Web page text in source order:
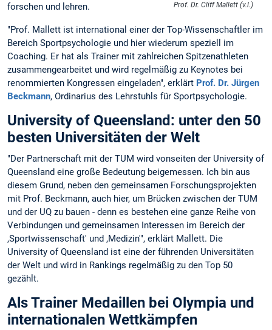
Prof. Dr. Cliff Mallett (v.l.)
forschen und lehren.
"Prof. Mallett ist international einer der Top-Wissenschaftler im
Bereich Sportpsychologie und hier wiederum speziell im
Coaching. Er hat als Trainer mit zahlreichen Spitzenathleten
zusammengearbeitet und wird regelmäßig zu Keynotes bei
renommierten Kongressen eingeladen", erklärt Prof. Dr. Jürgen
Beckmann, Ordinarius des Lehrstuhls für Sportpsychologie.
University of Queensland: unter den 50
besten Universitäten der Welt
"Der Partnerschaft mit der TUM wird vonseiten der University of
Queensland eine große Bedeutung beigemessen. Ich bin aus
diesem Grund, neben den gemeinsamen Forschungsprojekten
mit Prof. Beckmann, auch hier, um Brücken zwischen der TUM
und der UQ zu bauen - denn es bestehen eine ganze Reihe von
Verbindungen und gemeinsamen Interessen im Bereich der
,Sportwissenschaft' und ,Medizin'", erklärt Mallett. Die
University of Queensland ist eine der führenden Universitäten
der Welt und wird in Rankings regelmäßig zu den Top 50
gezählt.
Als Trainer Medaillen bei Olympia und
internationalen Wettkämpfen